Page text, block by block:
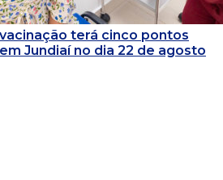
terá cinco pontos
Jundiaí no dia 22 de agosto